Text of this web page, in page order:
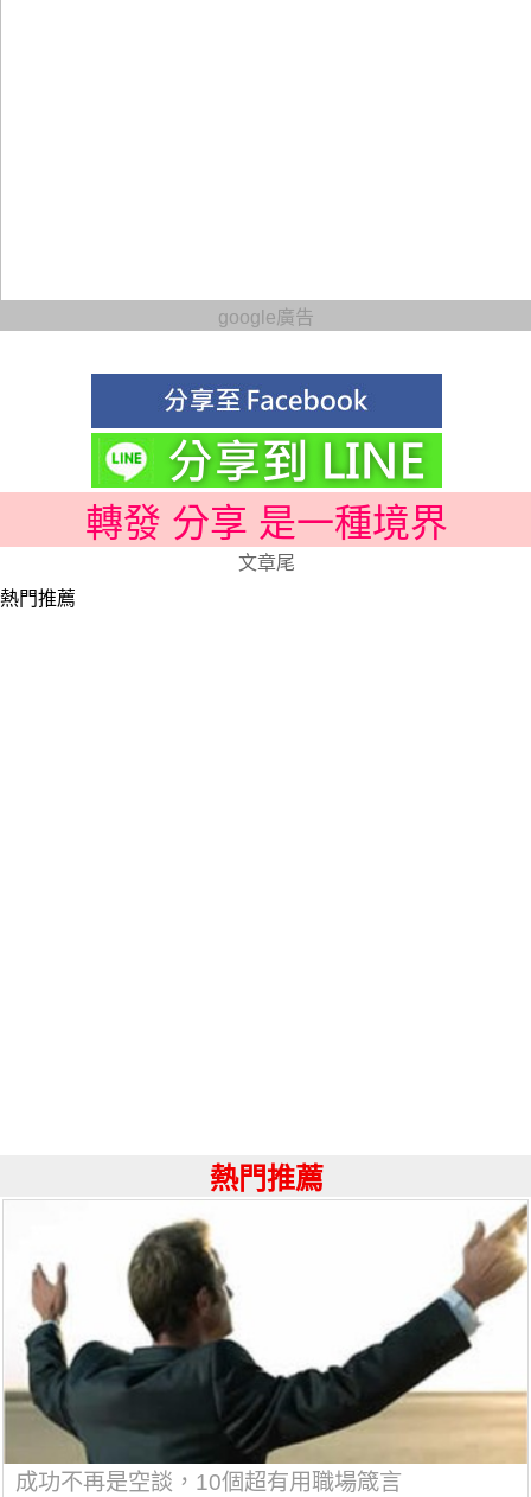
google廣告
轉發 分享 是一種境界
文章尾
熱門推薦
熱門推薦
成功不再是空談，10個超有用職場箴言